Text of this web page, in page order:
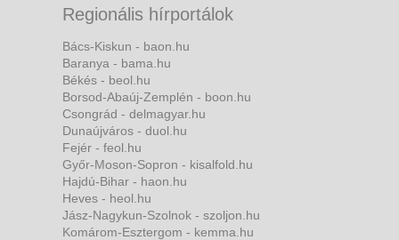
Regionális hírportálok
Bács-Kiskun - baon.hu
Baranya - bama.hu
Békés - beol.hu
Borsod-Abaúj-Zemplén - boon.hu
Csongrád - delmagyar.hu
Dunaújváros - duol.hu
Fejér - feol.hu
Győr-Moson-Sopron - kisalfold.hu
Hajdú-Bihar - haon.hu
Heves - heol.hu
Jász-Nagykun-Szolnok - szoljon.hu
Komárom-Esztergom - kemma.hu